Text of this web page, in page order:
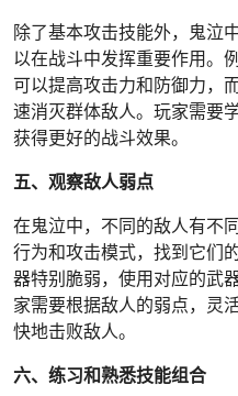
除了基本攻击技能外，鬼泣
以在战斗中发挥重要作用。
可以提高攻击力和防御力，
速消灭群体敌人。玩家需要
获得更好的战斗效果。
五、观察敌人弱点
在鬼泣中，不同的敌人有不
行为和攻击模式，找到它们
器特别脆弱，使用对应的武
家需要根据敌人的弱点，灵
快地击败敌人。
六、练习和熟悉技能组合